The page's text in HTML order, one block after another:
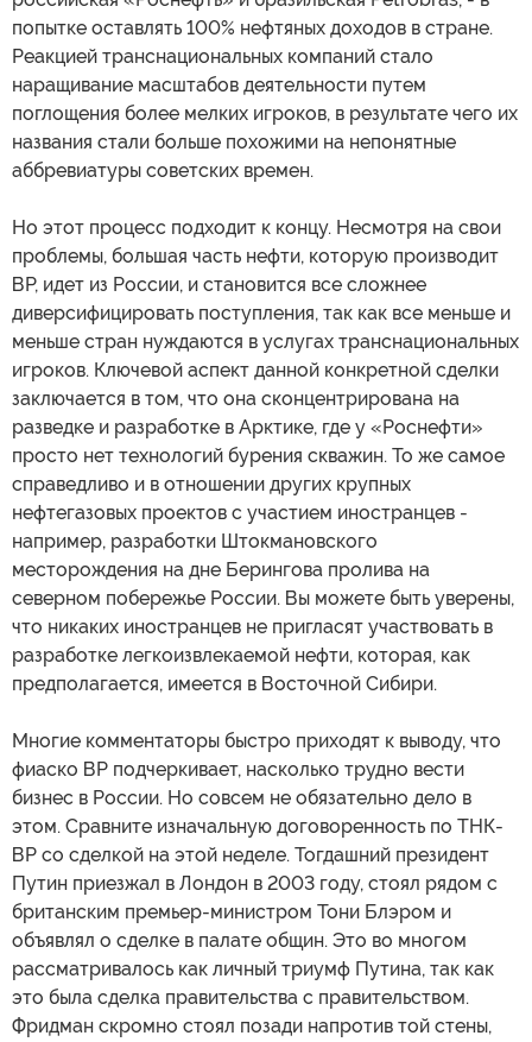
попытке оставлять 100% нефтяных доходов в стране.
Реакцией транснациональных компаний стало
наращивание масштабов деятельности путем
поглощения более мелких игроков, в результате чего их
названия стали больше похожими на непонятные
аббревиатуры советских времен.
Но этот процесс подходит к концу. Несмотря на свои
проблемы, большая часть нефти, которую производит
ВР, идет из России, и становится все сложнее
диверсифицировать поступления, так как все меньше и
меньше стран нуждаются в услугах транснациональных
игроков. Ключевой аспект данной конкретной сделки
заключается в том, что она сконцентрирована на
разведке и разработке в Арктике, где у «Роснефти»
просто нет технологий бурения скважин. То же самое
справедливо и в отношении других крупных
нефтегазовых проектов с участием иностранцев -
например, разработки Штокмановского
месторождения на дне Берингова пролива на
северном побережье России. Вы можете быть уверены,
что никаких иностранцев не пригласят участвовать в
разработке легкоизвлекаемой нефти, которая, как
предполагается, имеется в Восточной Сибири.
Многие комментаторы быстро приходят к выводу, что
фиаско ВР подчеркивает, насколько трудно вести
бизнес в России. Но совсем не обязательно дело в
этом. Сравните изначальную договоренность по ТНК-
ВР со сделкой на этой неделе. Тогдашний президент
Путин приезжал в Лондон в 2003 году, стоял рядом с
британским премьер-министром Тони Блэром и
объявлял о сделке в палате общин. Это во многом
рассматривалось как личный триумф Путина, так как
это была сделка правительства с правительством.
Фридман скромно стоял позади напротив той стены,